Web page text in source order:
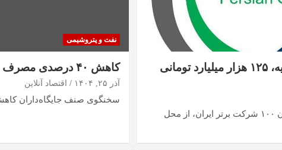
خبر خوش برای سهامداران «فارس» غول بازار سرمایه، ۱۲۵ هزار میلیارد تومانی
شرکت صنایع پتروشیمی خلیج‌فارس به‌عنوان برترین شرکت در میان ۱۰۰ شرکت برتر ایران، از محل
نفت و پتروشیمی
کاهش ۴۰ درصدی مصرف بنزین تکذیب شد / افت مصرف جزئی است
آذر ۲۵, ۱۴۰۴ اقتصاد آنلاین
سخنگوی صنف جایگاه‌داران کاهش ۴۰ درصدی مصرف بنزین را